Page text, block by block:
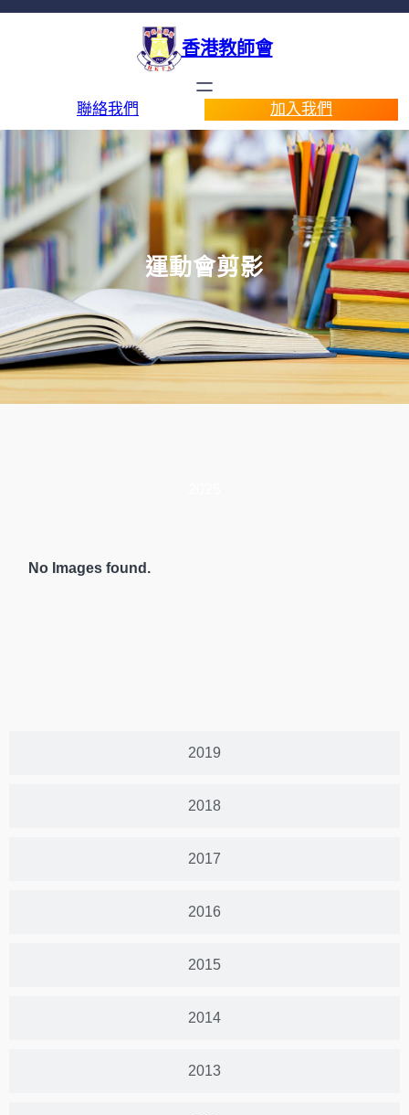
香港教師會
聯絡我們 加入我們
運動會剪影
2019
2018
2017
2016
2015
2014
2013
No Images found.